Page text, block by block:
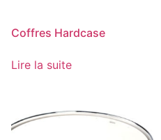
Coffres Hardcase
Lire la suite